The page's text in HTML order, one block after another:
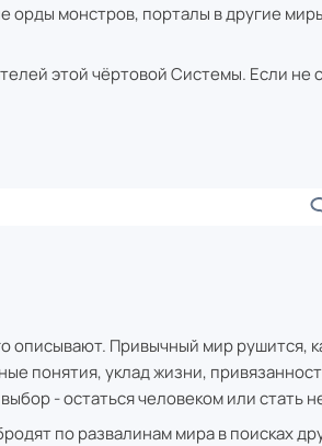
орды монстров, порталы в другие
этой чёртовой Системы. Если не
описывают. Привычный мир рушится,
понятия, уклад жизни,
- остаться человеком или стать
по развалинам мира в поисках